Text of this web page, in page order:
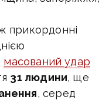
прикордонні
масований удар
31 людини, ще
, серед